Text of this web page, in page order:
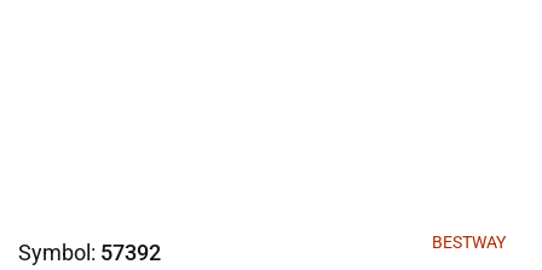
Symbol: 57392 BESTWAY